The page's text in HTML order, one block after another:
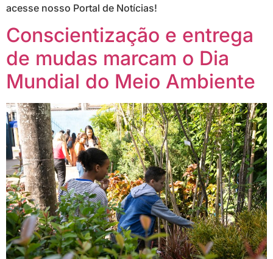
acesse nosso Portal de Notícias!
Conscientização e entrega
de mudas marcam o Dia
Mundial do Meio Ambiente